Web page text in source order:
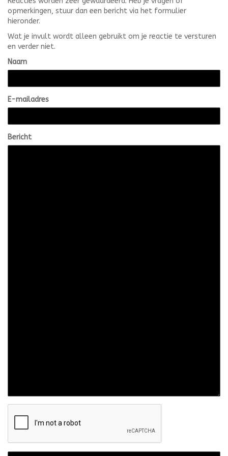
opmerkingen, stuur dan een bericht via het formulier
hieronder.
Wat je invult wordt alleen gebruikt om je reactie te versturen
en verder niet.
Naam
E-mailadres
Bericht